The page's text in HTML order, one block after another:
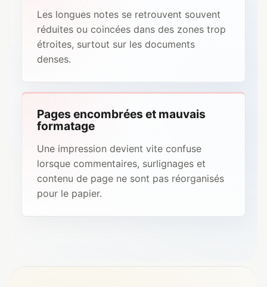
Les longues notes se retrouvent souvent
réduites ou coincées dans des zones trop
étroites, surtout sur les documents
denses.
Pages encombrées et mauvais
formatage
Une impression devient vite confuse
lorsque commentaires, surlignages et
contenu de page ne sont pas réorganisés
pour le papier.